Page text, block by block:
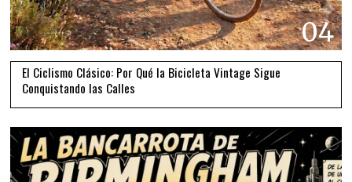
04
El Ciclismo Clásico: Por Qué la Bicicleta Vintage Sigue
Conquistando las Calles